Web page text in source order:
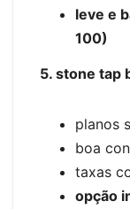
leve e
100)
5. stone tap
planos
boa
taxas
opção